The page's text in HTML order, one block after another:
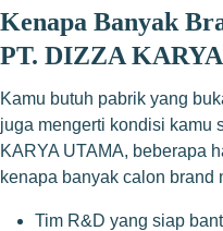
Kenapa Banyak
PT. DIZZA
Kamu butuh pabrik yang
juga mengerti kondisi kamu
KARYA UTAMA, beberapa
kenapa banyak calon brand
Tim R&D yang siap